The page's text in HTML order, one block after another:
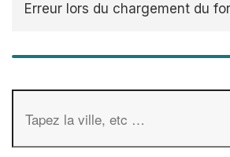
Erreur lors du chargement du